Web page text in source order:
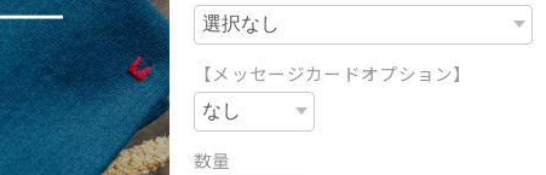
【メッセージカードオプション】
数量